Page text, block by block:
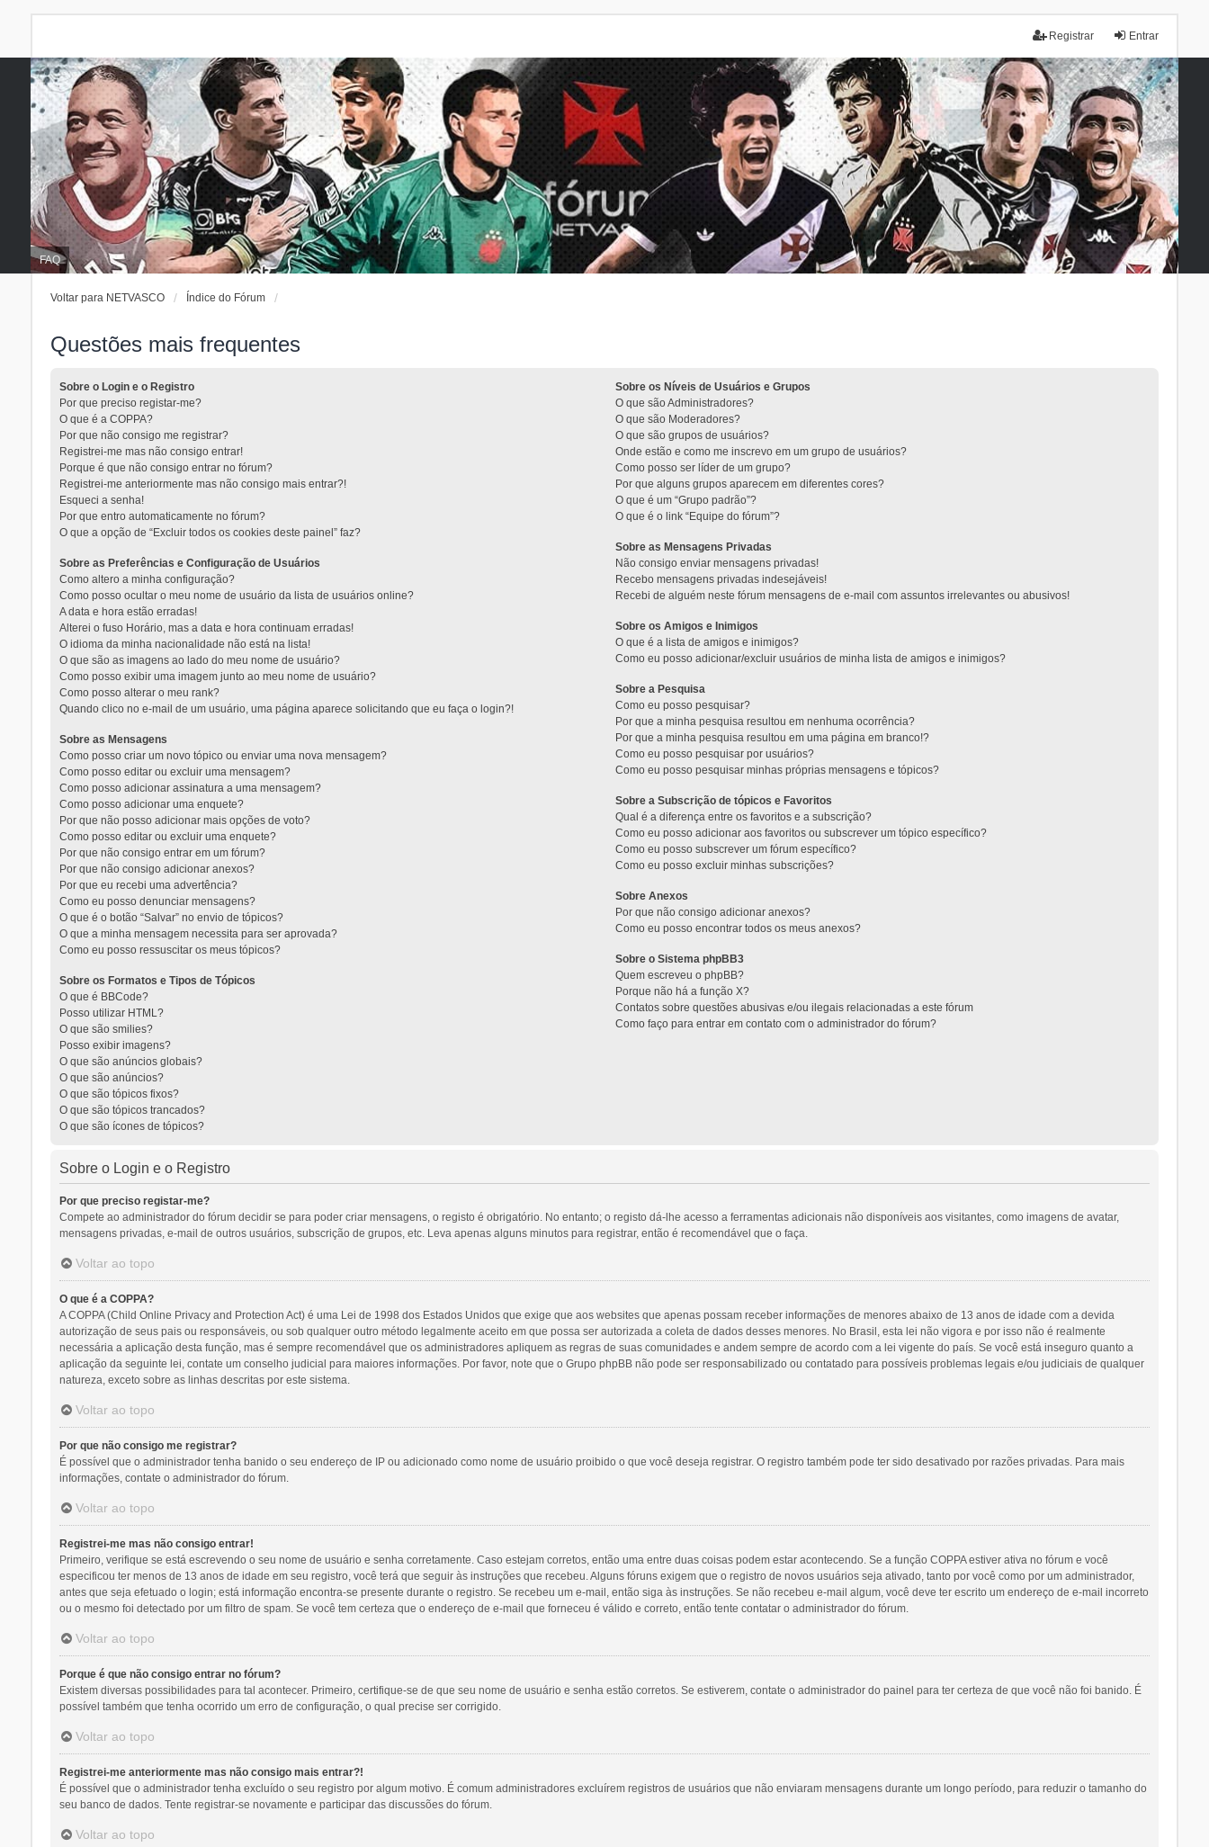
Entrar
Registrar
FAQ
Voltar para NETVASCO Índice do Fórum
Questões mais frequentes
Sobre o Login e o Registro
Por que preciso registar-me?
O que é a COPPA?
Por que não consigo me registrar?
Registrei-me mas não consigo entrar!
Porque é que não consigo entrar no fórum?
Registrei-me anteriormente mas não consigo mais entrar?!
Esqueci a senha!
Por que entro automaticamente no fórum?
O que a opção de “Excluir todos os cookies deste painel” faz?
Sobre as Preferências e Configuração de Usuários
Como altero a minha configuração?
Como posso ocultar o meu nome de usuário da lista de usuários online?
A data e hora estão erradas!
Alterei o fuso Horário, mas a data e hora continuam erradas!
O idioma da minha nacionalidade não está na lista!
O que são as imagens ao lado do meu nome de usuário?
Como posso exibir uma imagem junto ao meu nome de usuário?
Como posso alterar o meu rank?
Quando clico no e-mail de um usuário, uma página aparece solicitando que eu faça o login?!
Sobre as Mensagens
Como posso criar um novo tópico ou enviar uma nova mensagem?
Como posso editar ou excluir uma mensagem?
Como posso adicionar assinatura a uma mensagem?
Como posso adicionar uma enquete?
Por que não posso adicionar mais opções de voto?
Como posso editar ou excluir uma enquete?
Por que não consigo entrar em um fórum?
Por que não consigo adicionar anexos?
Por que eu recebi uma advertência?
Como eu posso denunciar mensagens?
O que é o botão “Salvar” no envio de tópicos?
O que a minha mensagem necessita para ser aprovada?
Como eu posso ressuscitar os meus tópicos?
Sobre os Formatos e Tipos de Tópicos
O que é BBCode?
Posso utilizar HTML?
O que são smilies?
Posso exibir imagens?
O que são anúncios globais?
O que são anúncios?
O que são tópicos fixos?
O que são tópicos trancados?
O que são ícones de tópicos?
Sobre os Níveis de Usuários e Grupos
O que são Administradores?
O que são Moderadores?
O que são grupos de usuários?
Onde estão e como me inscrevo em um grupo de usuários?
Como posso ser líder de um grupo?
Por que alguns grupos aparecem em diferentes cores?
O que é um “Grupo padrão”?
O que é o link “Equipe do fórum”?
Sobre as Mensagens Privadas
Não consigo enviar mensagens privadas!
Recebo mensagens privadas indesejáveis!
Recebi de alguém neste fórum mensagens de e-mail com assuntos irrelevantes ou abusivos!
Sobre os Amigos e Inimigos
O que é a lista de amigos e inimigos?
Como eu posso adicionar/excluir usuários de minha lista de amigos e inimigos?
Sobre a Pesquisa
Como eu posso pesquisar?
Por que a minha pesquisa resultou em nenhuma ocorrência?
Por que a minha pesquisa resultou em uma página em branco!?
Como eu posso pesquisar por usuários?
Como eu posso pesquisar minhas próprias mensagens e tópicos?
Sobre a Subscrição de tópicos e Favoritos
Qual é a diferença entre os favoritos e a subscrição?
Como eu posso adicionar aos favoritos ou subscrever um tópico específico?
Como eu posso subscrever um fórum específico?
Como eu posso excluir minhas subscrições?
Sobre Anexos
Por que não consigo adicionar anexos?
Como eu posso encontrar todos os meus anexos?
Sobre o Sistema phpBB3
Quem escreveu o phpBB?
Porque não há a função X?
Contatos sobre questões abusivas e/ou ilegais relacionadas a este fórum
Como faço para entrar em contato com o administrador do fórum?
Sobre o Login e o Registro
Por que preciso registar-me?
Compete ao administrador do fórum decidir se para poder criar mensagens, o registo é obrigatório. No entanto; o registo dá-lhe acesso a ferramentas adicionais não disponíveis aos visitantes, como imagens de avatar,
mensagens privadas, e-mail de outros usuários, subscrição de grupos, etc. Leva apenas alguns minutos para registrar, então é recomendável que o faça.
Voltar ao topo
O que é a COPPA?
A COPPA (Child Online Privacy and Protection Act) é uma Lei de 1998 dos Estados Unidos que exige que aos websites que apenas possam receber informações de menores abaixo de 13 anos de idade com a devida
autorização de seus pais ou responsáveis, ou sob qualquer outro método legalmente aceito em que possa ser autorizada a coleta de dados desses menores. No Brasil, esta lei não vigora e por isso não é realmente
necessária a aplicação desta função, mas é sempre recomendável que os administradores apliquem as regras de suas comunidades e andem sempre de acordo com a lei vigente do país. Se você está inseguro quanto a
aplicação da seguinte lei, contate um conselho judicial para maiores informações. Por favor, note que o Grupo phpBB não pode ser responsabilizado ou contatado para possíveis problemas legais e/ou judiciais de qualquer
natureza, exceto sobre as linhas descritas por este sistema.
Voltar ao topo
Por que não consigo me registrar?
É possível que o administrador tenha banido o seu endereço de IP ou adicionado como nome de usuário proibido o que você deseja registrar. O registro também pode ter sido desativado por razões privadas. Para mais
informações, contate o administrador do fórum.
Voltar ao topo
Registrei-me mas não consigo entrar!
Primeiro, verifique se está escrevendo o seu nome de usuário e senha corretamente. Caso estejam corretos, então uma entre duas coisas podem estar acontecendo. Se a função COPPA estiver ativa no fórum e você
especificou ter menos de 13 anos de idade em seu registro, você terá que seguir às instruções que recebeu. Alguns fóruns exigem que o registro de novos usuários seja ativado, tanto por você como por um administrador,
antes que seja efetuado o login; está informação encontra-se presente durante o registro. Se recebeu um e-mail, então siga às instruções. Se não recebeu e-mail algum, você deve ter escrito um endereço de e-mail incorreto
ou o mesmo foi detectado por um filtro de spam. Se você tem certeza que o endereço de e-mail que forneceu é válido e correto, então tente contatar o administrador do fórum.
Voltar ao topo
Porque é que não consigo entrar no fórum?
Existem diversas possibilidades para tal acontecer. Primeiro, certifique-se de que seu nome de usuário e senha estão corretos. Se estiverem, contate o administrador do painel para ter certeza de que você não foi banido. É
possível também que tenha ocorrido um erro de configuração, o qual precise ser corrigido.
Voltar ao topo
Registrei-me anteriormente mas não consigo mais entrar?!
É possível que o administrador tenha excluído o seu registro por algum motivo. É comum administradores excluírem registros de usuários que não enviaram mensagens durante um longo período, para reduzir o tamanho do
seu banco de dados. Tente registrar-se novamente e participar das discussões do fórum.
Voltar ao topo